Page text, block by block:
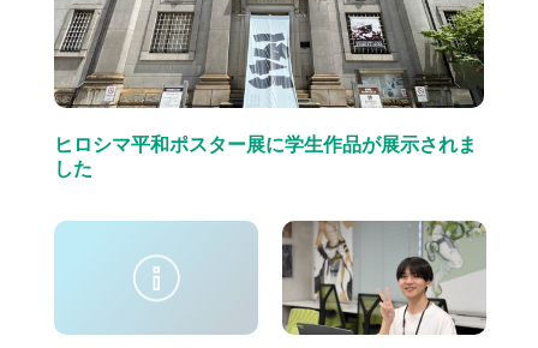
ヒロシマ平和ポスター展に学生作品が展示されま
した